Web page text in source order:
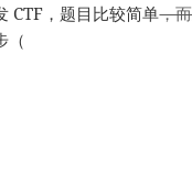
CTF，题目比较简单，
（